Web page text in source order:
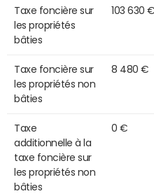
Taxe foncière sur
les propriétés
bâties
103 630 €
Taxe foncière sur
les propriétés non
bâties
8 480 €
Taxe
additionnelle à la
taxe foncière sur
les propriétés non
bâties
0 €